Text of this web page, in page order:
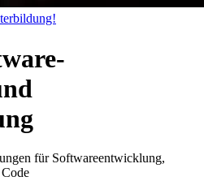
für Softwareentwicklung,